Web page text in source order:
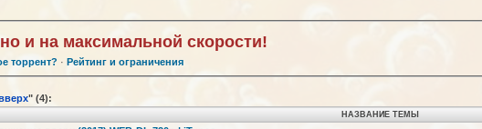
и на максимальной скорости!
торрент? · Рейтинг и ограничения
" (4):
НАЗВАНИЕ ТЕМЫ